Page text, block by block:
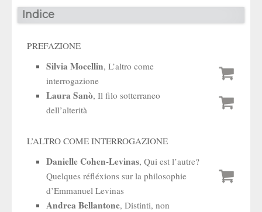
Indice
PREFAZIONE
Silvia Mocellin, L’altro come
interrogazione
Laura Sanò, Il filo sotterraneo
dell’alterità
L’ALTRO COME INTERROGAZIONE
Danielle Cohen-Levinas, Qui est l’autre?
Quelques réfléxions sur la philosophie
d’Emmanuel Levinas
Andrea Bellantone, Distinti, non